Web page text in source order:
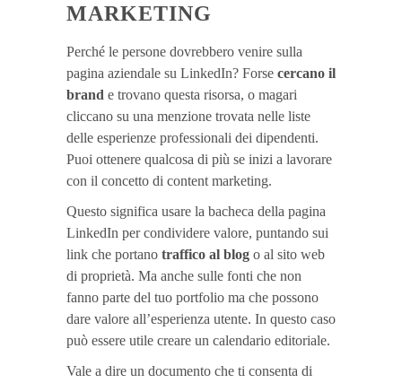
MARKETING
Perché le persone dovrebbero venire sulla
pagina aziendale su LinkedIn? Forse cercano il
brand e trovano questa risorsa, o magari
cliccano su una menzione trovata nelle liste
delle esperienze professionali dei dipendenti.
Puoi ottenere qualcosa di più se inizi a lavorare
con il concetto di content marketing.
Questo significa usare la bacheca della pagina
LinkedIn per condividere valore, puntando sui
link che portano traffico al blog o al sito web
di proprietà. Ma anche sulle fonti che non
fanno parte del tuo portfolio ma che possono
dare valore all’esperienza utente. In questo caso
può essere utile creare un calendario editoriale.
Vale a dire un documento che ti consenta di